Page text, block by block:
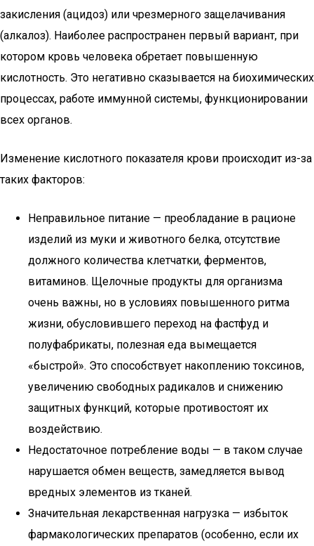
закисления (ацидоз) или чрезмерного защелачивания
(алкалоз). Наиболее распространен первый вариант, при
котором кровь человека обретает повышенную
кислотность. Это негативно сказывается на биохимических
процессах, работе иммунной системы, функционировании
всех органов.
Изменение кислотного показателя крови происходит из-за
таких факторов:
Неправильное питание — преобладание в рационе
изделий из муки и животного белка, отсутствие
должного количества клетчатки, ферментов,
витаминов. Щелочные продукты для организма
очень важны, но в условиях повышенного ритма
жизни, обусловившего переход на фастфуд и
полуфабрикаты, полезная еда вымещается
«быстрой». Это способствует накоплению токсинов,
увеличению свободных радикалов и снижению
защитных функций, которые противостоят их
воздействию.
Недостаточное потребление воды — в таком случае
нарушается обмен веществ, замедляется вывод
вредных элементов из тканей.
Значительная лекарственная нагрузка — избыток
фармакологических препаратов (особенно, если их